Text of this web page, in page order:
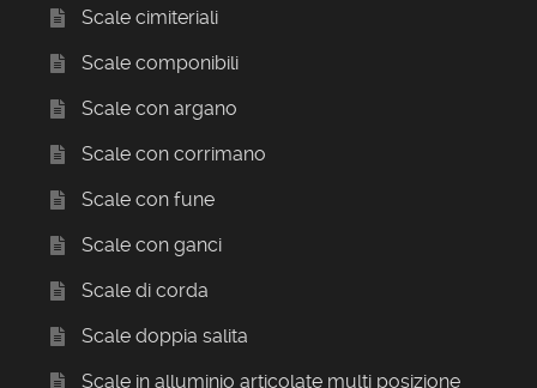
Scale cimiteriali
Scale componibili
Scale con argano
Scale con corrimano
Scale con fune
Scale con ganci
Scale di corda
Scale doppia salita
Scale in alluminio articolate multi posizione